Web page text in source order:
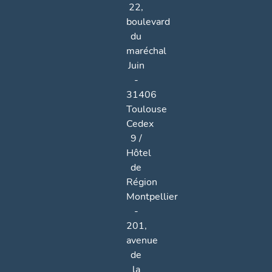
22,
boulevard
du
maréchal
Juin
-
31406
Toulouse
Cedex
9 /
Hôtel
de
Région
Montpellier
-
201,
avenue
de